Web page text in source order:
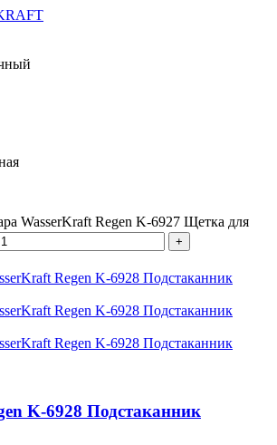
WasserKraft Regen K-6927 Щетка для
K-6928 Подстаканник